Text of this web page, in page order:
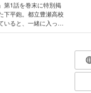
第1話を巻末に特別掲
下平鉋。都立豊瀬高校
いると、一緒に入った
バレーボール巨編!!